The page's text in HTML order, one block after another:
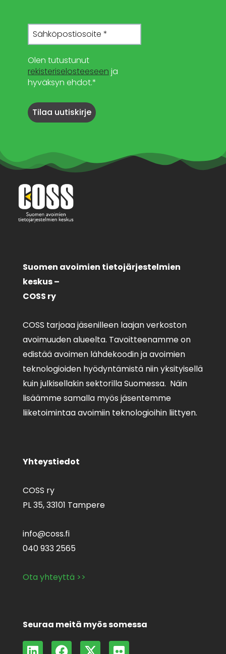
Olen tutustunut
rekisteriselosteeseen ja
hyväksyn ehdot.*
Suomen avoimien tietojärjestelmien
keskus –
COSS ry
COSS tarjoaa jäsenilleen laajan verkoston
avoimuuden alueelta. Tavoitteenamme on
edistää avoimen lähdekoodin ja avoimien
teknologioiden hyödyntämistä niin yksityisellä
kuin julkisellakin sektorilla Suomessa. Näin
lisäämme samalla myös jäsentemme
liiketoimintaa avoimiin teknologioihin liittyen.
Yhteystiedot
COSS ry
PL 35,33101 Tampere
info@coss.fi
040 933 2565
Ota yhteyttä >>
Seuraa meitä myös somessa
L F X F